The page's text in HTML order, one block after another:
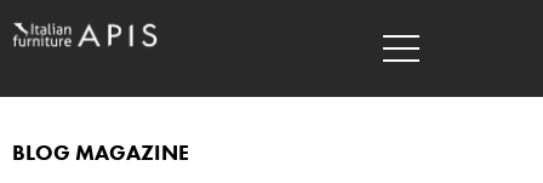
内
容
キBLOG MAGAZINE